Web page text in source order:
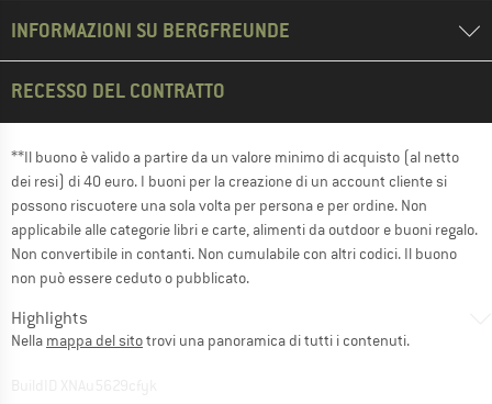
INFORMAZIONI SU BERGFREUNDE
RECESSO DEL CONTRATTO
**Il buono è valido a partire da un valore minimo di acquisto (al netto
dei resi) di 40 euro. I buoni per la creazione di un account cliente si
possono riscuotere una sola volta per persona e per ordine. Non
applicabile alle categorie libri e carte, alimenti da outdoor e buoni regalo.
Non convertibile in contanti. Non cumulabile con altri codici. Il buono
non può essere ceduto o pubblicato.
Highlights
Nella mappa del sitotrovi una panoramica di tutti i contenuti.